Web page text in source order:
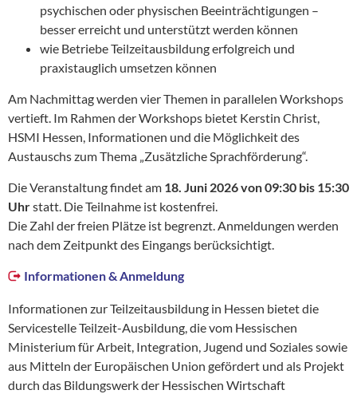
psychischen oder physischen Beeinträchtigungen –
besser erreicht und unterstützt werden können
wie Betriebe Teilzeitausbildung erfolgreich und
praxistauglich umsetzen können
Am Nachmittag werden vier Themen in parallelen Workshops
vertieft. Im Rahmen der Workshops bietet Kerstin Christ,
HSMI Hessen, Informationen und die Möglichkeit des
Austauschs zum Thema „Zusätzliche Sprachförderung“.
Die Veranstaltung findet am 18. Juni 2026 von 09:30 bis 15:30
Uhrstatt. Die Teilnahme ist kostenfrei.
Die Zahl der freien Plätze ist begrenzt. Anmeldungen werden
nach dem Zeitpunkt des Eingangs berücksichtigt.
Informationen & Anmeldung
Informationen zur Teilzeitausbildung in Hessen bietet die
Servicestelle Teilzeit-Ausbildung, die vom Hessischen
Ministerium für Arbeit, Integration, Jugend und Soziales sowie
aus Mitteln der Europäischen Union gefördert und als Projekt
durch das Bildungswerk der Hessischen Wirtschaft